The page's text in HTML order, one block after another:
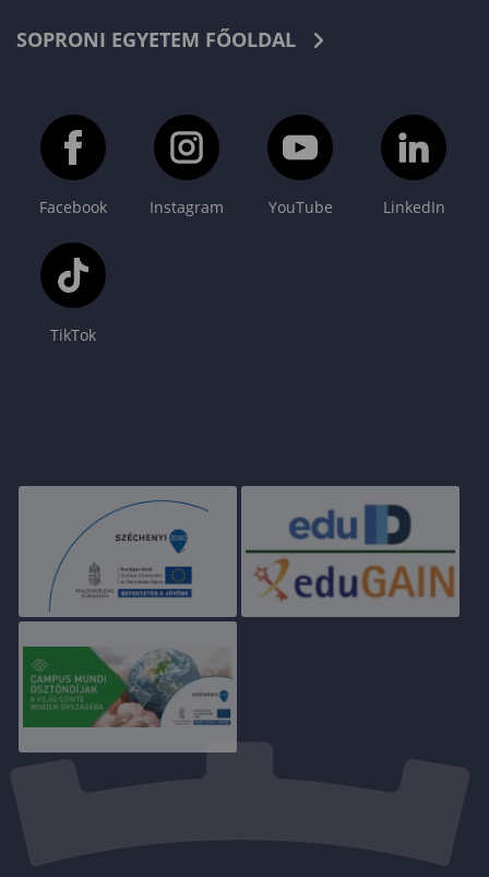
SOPRONI EGYETEM FŐOLDAL
Facebook Instagram YouTube LinkedIn
TikTok